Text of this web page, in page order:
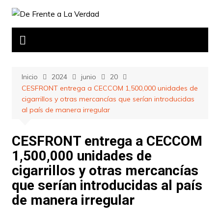
Saltar
contenido
Inicio 2024 junio
20
CESFRONT entrega a CECCOM 1,500,000 unidades de
cigarrillos y otras mercancías que serían introducidas
al país de manera irregular
CESFRONT entrega a CECCOM
1,500,000 unidades de
cigarrillos y otras mercancías
que serían introducidas al país
de manera irregular